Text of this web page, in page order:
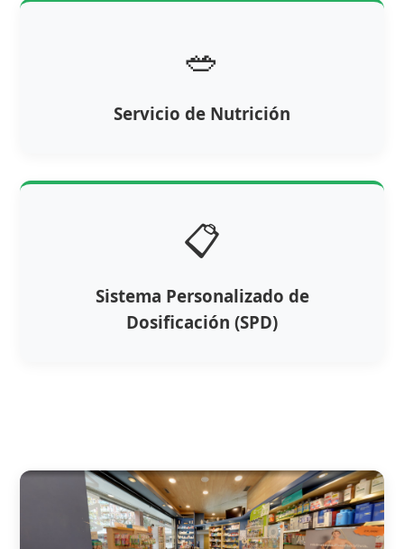
🥗
Servicio de Nutrición
📋
Sistema Personalizado de
Dosificación (SPD)